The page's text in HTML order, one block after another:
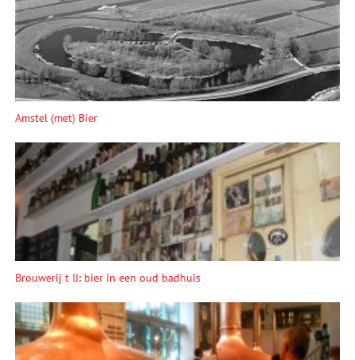
Amstel (met) Bier
Brouwerij t IJ: bier in een oud badhuis